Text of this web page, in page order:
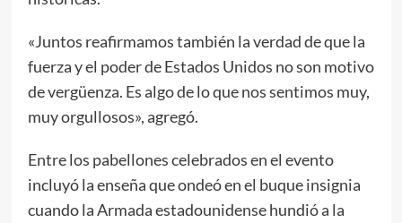
«Juntos reafirmamos también la verdad de que la
fuerza y ​​el poder de Estados Unidos no son motivo
de vergüenza. Es algo de lo que nos sentimos muy,
muy orgullosos», agregó.
Entre los pabellones celebrados en el evento
incluyó la enseña que ondeó en el buque insignia
cuando la Armada estadounidense hundió a la